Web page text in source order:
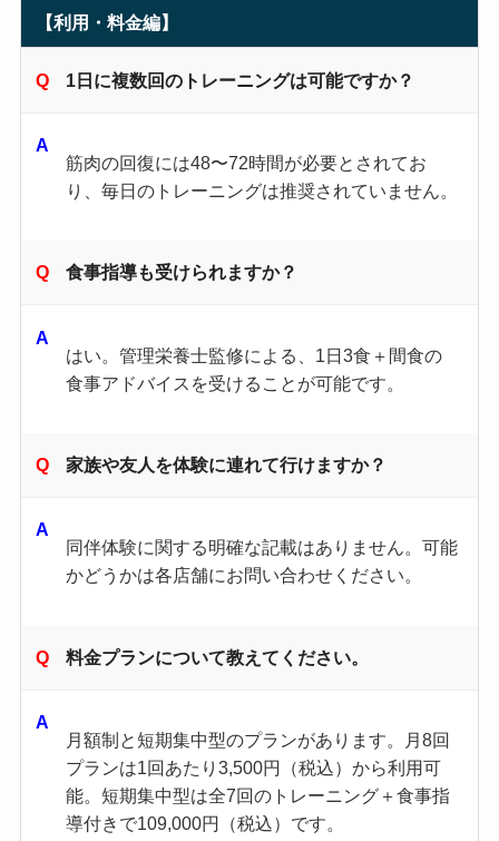
【利用・料金編】
1日に複数回のトレーニングは可能ですか？
筋肉の回復には48〜72時間が必要とされてお
り、毎日のトレーニングは推奨されていません。
食事指導も受けられますか？
はい。管理栄養士監修による、1日3食＋間食の
食事アドバイスを受けることが可能です。
家族や友人を体験に連れて行けますか？
同伴体験に関する明確な記載はありません。可能
かどうかは各店舗にお問い合わせください。
料金プランについて教えてください。
月額制と短期集中型のプランがあります。月8回
プランは1回あたり3,500円（税込）から利用可
能。短期集中型は全7回のトレーニング＋食事指
導付きで109,000円（税込）です。